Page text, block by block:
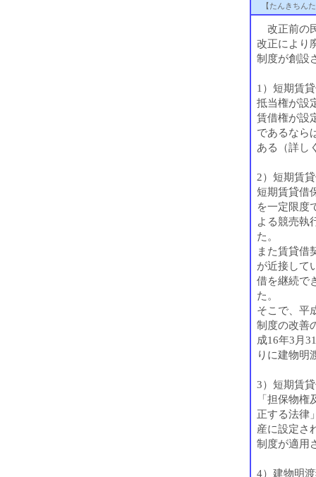
【たんきちん
改正前の
改正により
制度が創設
1）短期賃
抵当権が設
賃借権が設
であるなら
ある（詳し
2）短期賃
短期賃貸借
を一定限度
よる競売執
た。
また賃貸借
が近接して
借を継続で
た。
そこで、平
制度の改善
成16年3月
りに建物明
3）短期賃
「担保物
正する法律
産に設定さ
制度が適用
4）建物明